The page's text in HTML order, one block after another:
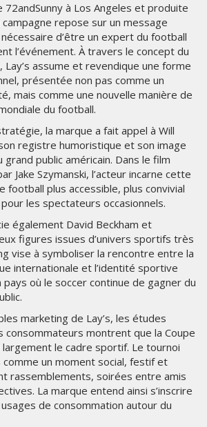
72andSunny à Los Angeles et produite
repose sur un message
nécessaire d’être un expert du football
l’événement. À travers le concept du
Lay’s assume et revendique une forme
présentée non pas comme un
mais comme une nouvelle manière de
du football.
la marque a fait appel à Will
registre humoristique et son image
public américain. Dans le film
Jake Szymanski, l’acteur incarne cette
football plus accessible, plus convivial
les spectateurs occasionnels.
également David Beckham et
figures issues d’univers sportifs très
vise à symboliser la rencontre entre la
internationale et l’identité sportive
pays où le soccer continue de gagner du
marketing de Lay’s, les études
consommateurs montrent que la Coupe
le cadre sportif. Le tournoi
un moment social, festif et
rassemblements, soirées entre amis
La marque entend ainsi s’inscrire
de consommation autour du